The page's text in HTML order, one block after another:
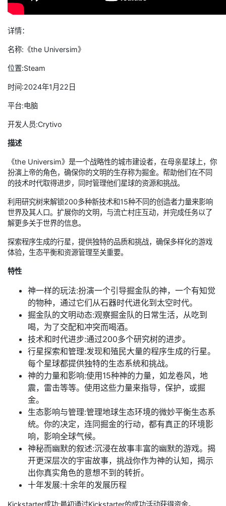
详情：
名称:《the Universim》
位置:Steam
时间:2024年1月22日
平台:电脑
开发人员:Crytivo
描述
《the Universim》是一个战略性的城市建设者，在母亲星球上，你
扮演上帝的角色，确保你的文明的生存称为掘金。帮助他们在不同
的技术时代取得进步，同时管理他们星球的资源和挑战。
利用研究树来解锁200多种新技术和15种不同的创造者力量来影响
世界及其人口。扩展你的文明，与流亡村庄互动，并完成任务以了
解更多关于世界的信息。
探索程序生成的行星，提供独特的品质和挑战，确保多样化的游戏
体验，生态平衡和资源管理至关重要。
特性
神一样的玩法:扮演一个引导掘金队的神，一个有知觉
的物种，通过它们从石器时代进化到太空时代。
掘金队的文明动态:观察掘金队的日常生活，从吃到
喝，为了交配和冲突而喝酒。
技术和时代进步:通过200多个研究树的进步。
行星探索和管理:发现和殖民大量的程序生成的行星。
每个星球都提供独特的生态系统和挑战。
神的力量和影响:使用15种神的力量，如龙卷风，地
震，雷击等等。使用这些力量来指导，保护，或掘
金。
生态影响与管理:管理地球生态环境的微妙平衡生态系
统。你的决定，连同掘金的行动，都有真正的环境影
响，影响全球气候。
神秘而幽默的叙述:沉浸在故事丰富的幽默的游戏。揭
开更深层次的宇宙故事，挑战你作为神的认知，揭示
出你真实角色的意想不到的转折。
十年发展:十余年的发展历程
Kickstarter成功:最初通过Kickstarter的成功活动获得资金。